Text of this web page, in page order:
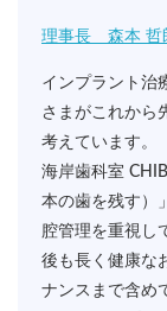
理事長 森本
インプラント治
さまがこれから
考えています。
海岸歯科室
本の歯を残す）
腔管理を重視し
後も長く健康な
ナンスまで含め